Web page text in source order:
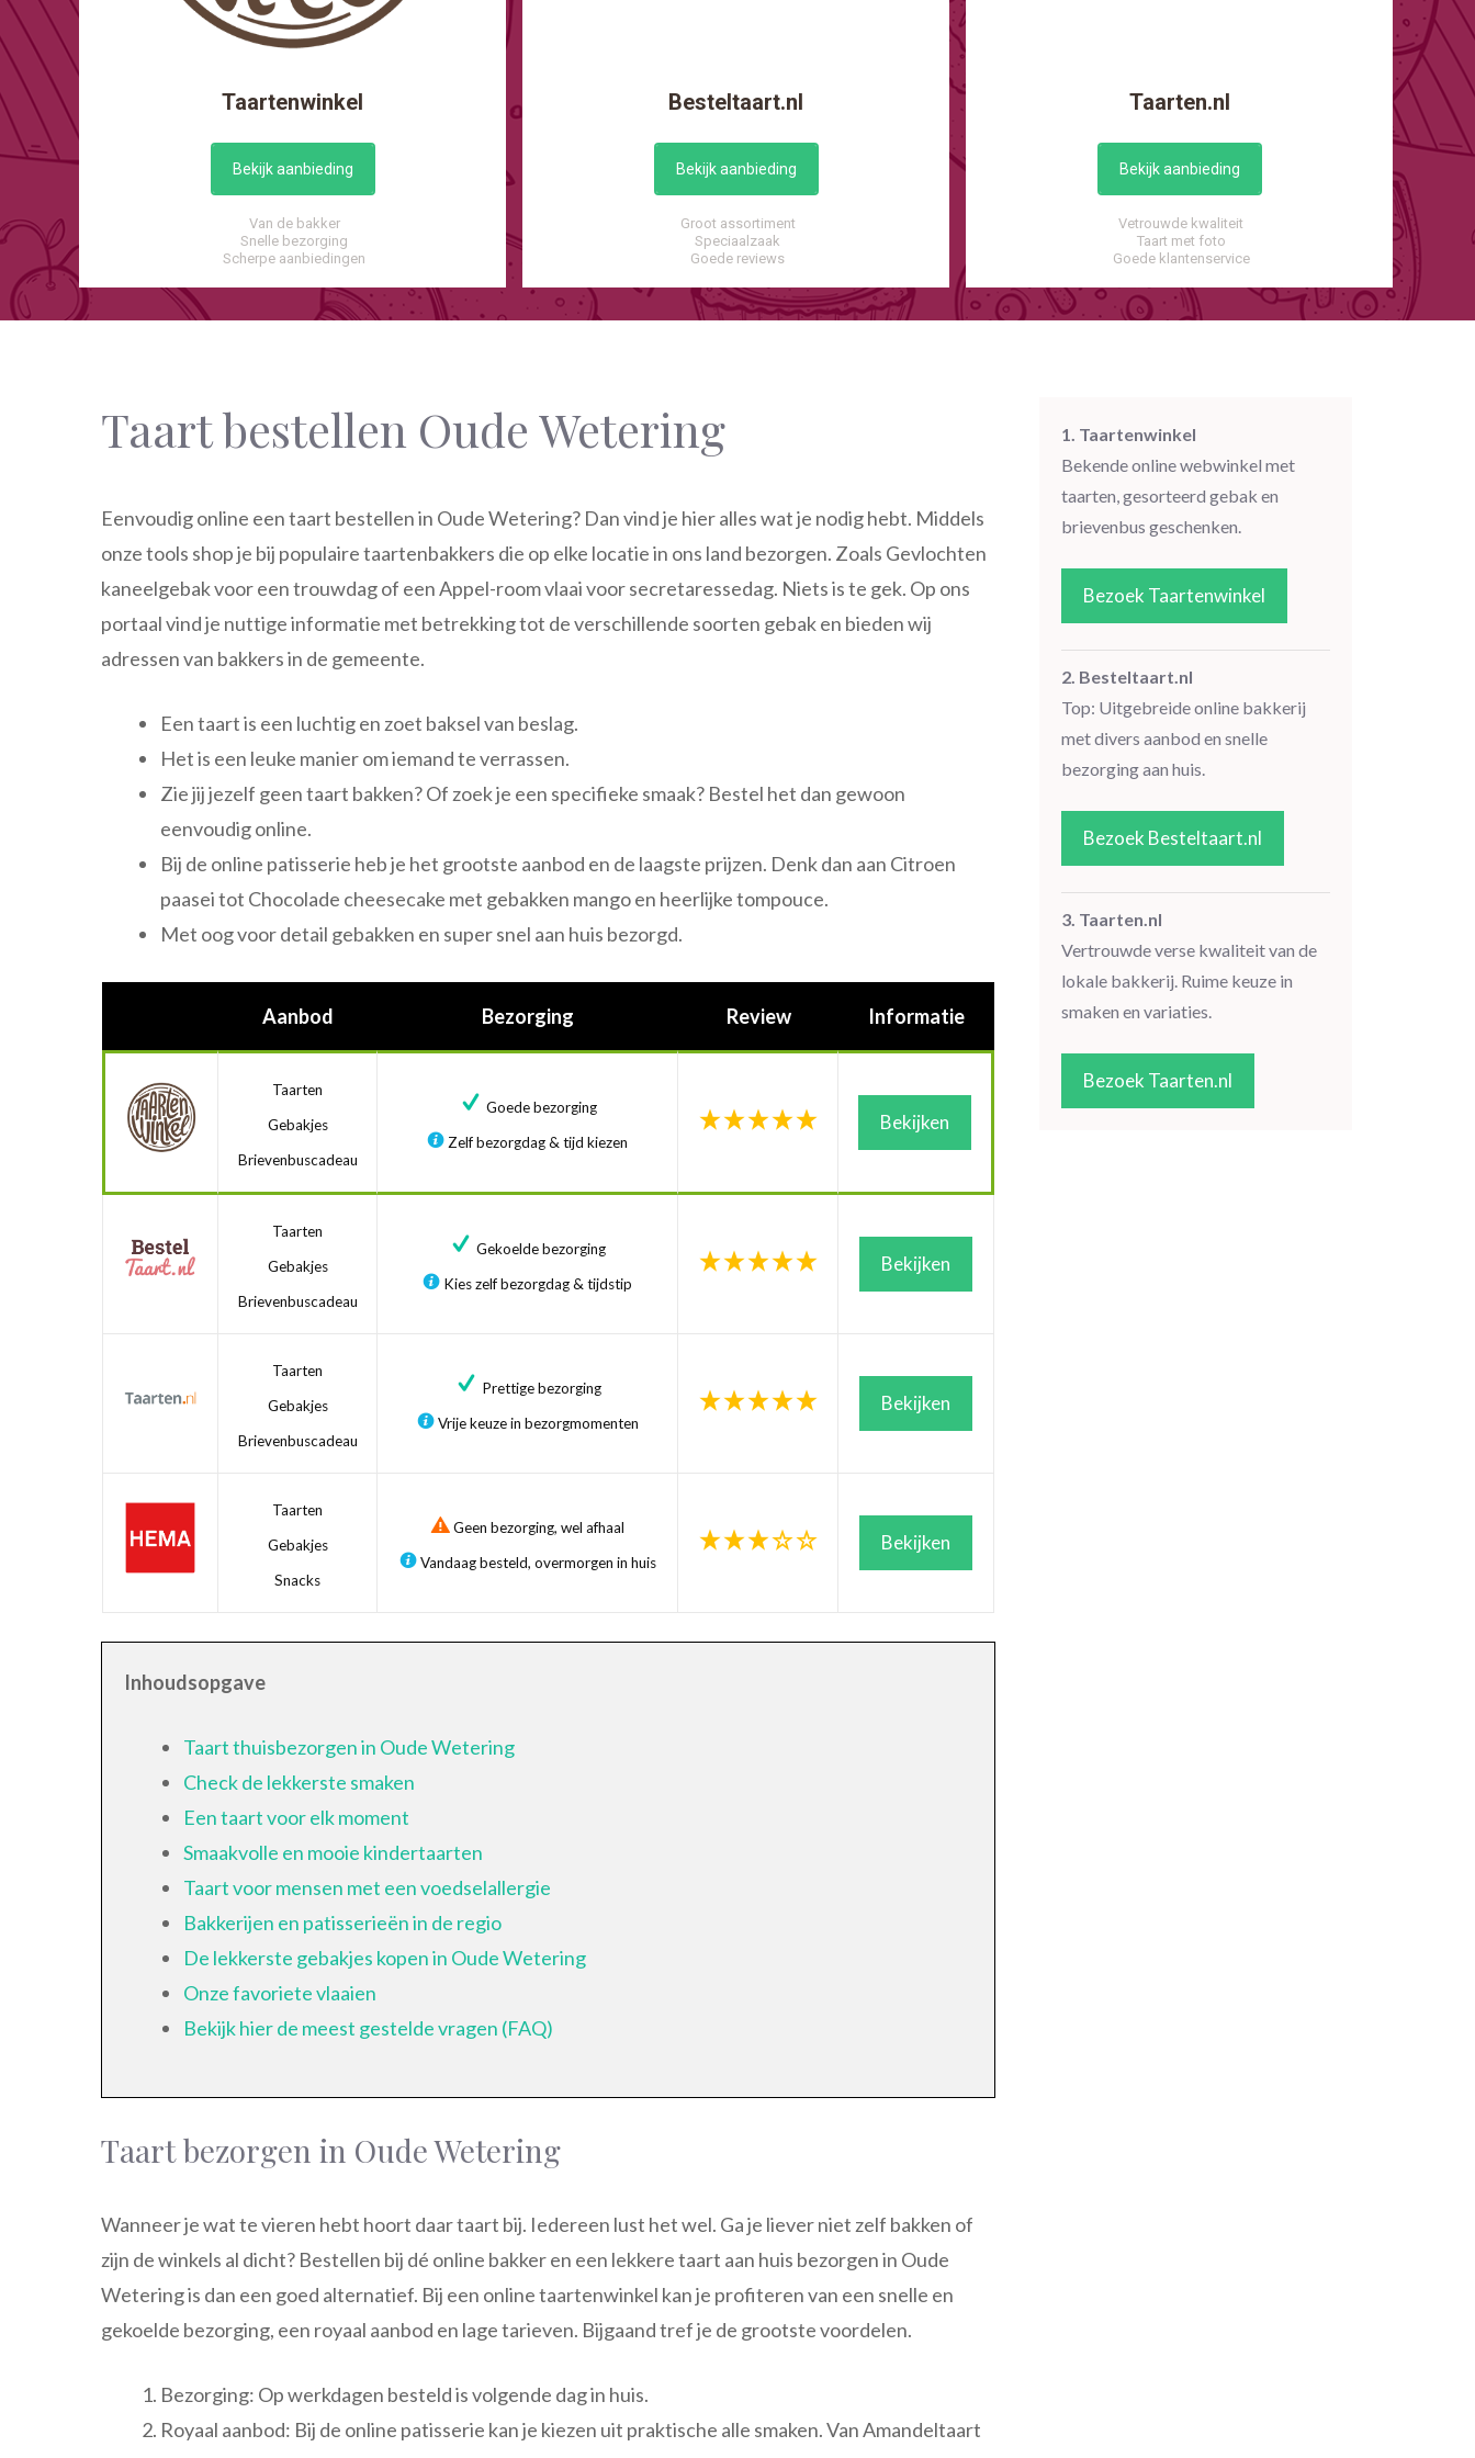
Taartenwinkel
Bekijk aanbieding
Van de bakker
Snelle bezorging
Scherpe aanbiedingen
Besteltaart.nl
Bekijk aanbieding
Groot assortiment
Speciaalzaak
Goede reviews
Taarten.nl
Bekijk aanbieding
Vetrouwde kwaliteit
Taart met foto
Goede klantenservice
Taart bestellen Oude Wetering
Eenvoudig online een taart bestellen in Oude Wetering? Dan vind je hier alles wat je nodig hebt. Middels
onze tools shop je bij populaire taartenbakkers die op elke locatie in ons land bezorgen. Zoals Gevlochten
kaneelgebak voor een trouwdag of een Appel-room vlaai voor secretaressedag. Niets is te gek. Op ons
portaal vind je nuttige informatie met betrekking tot de verschillende soorten gebak en bieden wij
adressen van bakkers in de gemeente.
Een taart is een luchtig en zoet baksel van beslag.
Het is een leuke manier om iemand te verrassen.
Zie jij jezelf geen taart bakken? Of zoek je een specifieke smaak? Bestel het dan gewoon
eenvoudig online.
Bij de online patisserie heb je het grootste aanbod en de laagste prijzen. Denk dan aan Citroen
paasei tot Chocolade cheesecake met gebakken mango en heerlijke tompouce.
Met oog voor detail gebakken en super snel aan huis bezorgd.
Aanbod Bezorging Review Informatie
Taarten
Gebakjes
Brievenbuscadeau
Goede bezorging
Zelf bezorgdag & tijd kiezen
Bekijken
Taarten
Gebakjes
Brievenbuscadeau
Gekoelde bezorging
Kies zelf bezorgdag & tijdstip
Bekijken
Taarten
Gebakjes
Brievenbuscadeau
Prettige bezorging
Vrije keuze in bezorgmomenten
Bekijken
Taarten
Gebakjes
Snacks
Geen bezorging, wel afhaal
Vandaag besteld, overmorgen in huis
Bekijken
Inhoudsopgave
Taart thuisbezorgen in Oude Wetering
Check de lekkerste smaken
Een taart voor elk moment
Smaakvolle en mooie kindertaarten
Taart voor mensen met een voedselallergie
Bakkerijen en patisserieën in de regio
De lekkerste gebakjes kopen in Oude Wetering
Onze favoriete vlaaien
Bekijk hier de meest gestelde vragen (FAQ)
Taart bezorgen in Oude Wetering
Wanneer je wat te vieren hebt hoort daar taart bij. Iedereen lust het wel. Ga je liever niet zelf bakken of
zijn de winkels al dicht? Bestellen bij dé online bakker en een lekkere taart aan huis bezorgen in Oude
Wetering is dan een goed alternatief. Bij een online taartenwinkel kan je profiteren van een snelle en
gekoelde bezorging, een royaal aanbod en lage tarieven. Bijgaand tref je de grootste voordelen.
Bezorging: Op werkdagen besteld is volgende dag in huis.
Royaal aanbod: Bij de online patisserie kan je kiezen uit praktische alle smaken. Van Amandeltaart
1. Taartenwinkel
Bekende online webwinkel met
taarten, gesorteerd gebak en
brievenbus geschenken.
Bezoek Taartenwinkel
2. Besteltaart.nl
Top: Uitgebreide online bakkerij
met divers aanbod en snelle
bezorging aan huis.
Bezoek Besteltaart.nl
3. Taarten.nl
Vertrouwde verse kwaliteit van de
lokale bakkerij. Ruime keuze in
smaken en variaties.
Bezoek Taarten.nl